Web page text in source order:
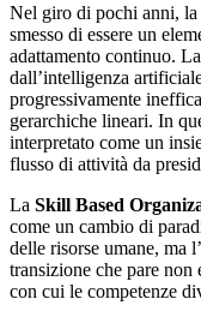
Nel giro di pochi anni, la
smesso di essere un
adattamento continuo.
dall’intelligenza
progressivamente
gerarchiche lineari. In
interpretato come un
flusso di attività da
La Skill Based
come un cambio di
delle risorse umane, ma
transizione che pare non
con cui le competenze